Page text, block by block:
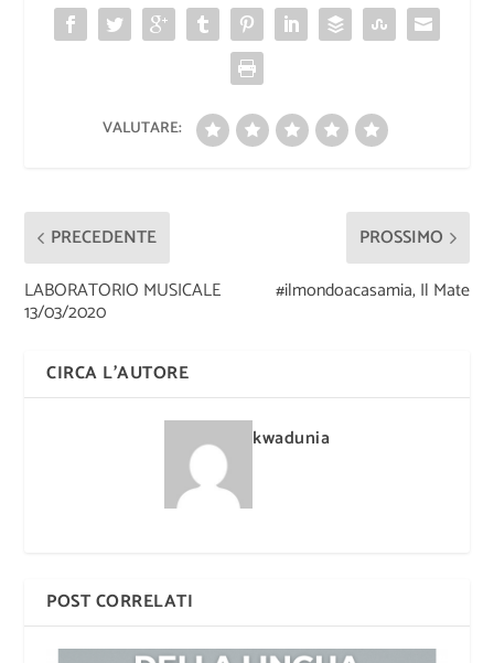
VALUTARE:
PRECEDENTE
LABORATORIO MUSICALE
13/03/2020
PROSSIMO
#ilmondoacasamia, Il Mate
CIRCA L'AUTORE
kwadunia
POST CORRELATI